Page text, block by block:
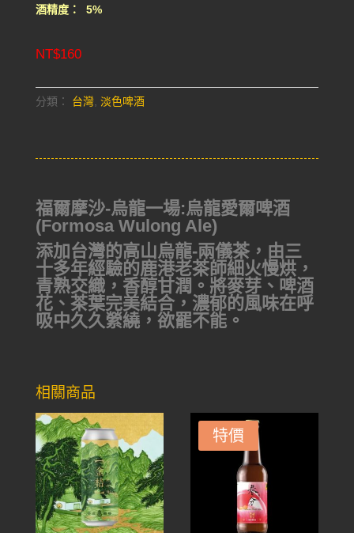
酒精度： 5%
NT$160
分類： 台灣, 淡色啤酒
福爾摩沙-烏龍一場:烏龍愛爾啤酒
(Formosa Wulong Ale)
添加台灣的高山烏龍-兩儀茶，由三
十多年經驗的鹿港老茶師細火慢烘，
青熟交織，香醇甘潤。將麥芽、啤酒
花、茶葉完美結合，濃郁的風味在呼
吸中久久縈繞，欲罷不能。
相關商品
特價